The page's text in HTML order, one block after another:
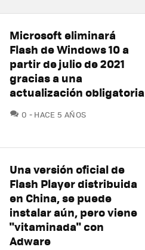
Microsoft eliminará
Flash de Windows 10 a
partir de julio de 2021
gracias a una
actualización obligatoria
0 COMENTARIOS
HACE 5 AÑOS
Una versión oficial de
Flash Player distribuida
en China, se puede
instalar aún, pero viene
"vitaminada" con
Adware